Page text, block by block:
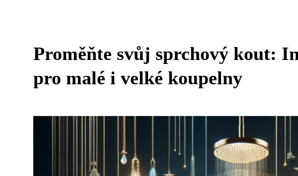
Proměňte svůj sprchový kout:
pro malé i velké koupelny